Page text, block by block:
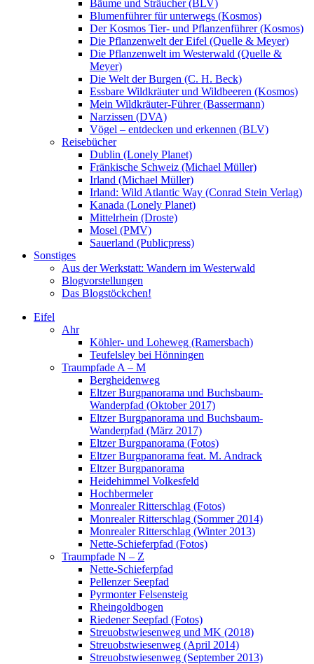
Bäume und Sträucher (BLV)
Blumenführer für unterwegs (Kosmos)
Der Kosmos Tier- und Pflanzenführer (Kosmos)
Die Pflanzenwelt der Eifel (Quelle & Meyer)
Die Pflanzenwelt im Westerwald (Quelle &
Meyer)
Die Welt der Burgen (C. H. Beck)
Essbare Wildkräuter und Wildbeeren (Kosmos)
Mein Wildkräuter-Führer (Bassermann)
Narzissen (DVA)
Vögel – entdecken und erkennen (BLV)
Reisebücher
Dublin (Lonely Planet)
Fränkische Schweiz (Michael Müller)
Irland (Michael Müller)
Irland: Wild Atlantic Way (Conrad Stein Verlag)
Kanada (Lonely Planet)
Mittelrhein (Droste)
Mosel (PMV)
Sauerland (Publicpress)
Sonstiges
Aus der Werkstatt: Wandern im Westerwald
Blogvorstellungen
Das Blogstöckchen!
Eifel
Ahr
Köhler- und Loheweg (Ramersbach)
Teufelsley bei Hönningen
Traumpfade A – M
Bergheidenweg
Eltzer Burgpanorama und Buchsbaum-
Wanderpfad (Oktober 2017)
Eltzer Burgpanorama und Buchsbaum-
Wanderpfad (März 2017)
Eltzer Burgpanorama (Fotos)
Eltzer Burgpanorama feat. M. Andrack
Eltzer Burgpanorama
Heidehimmel Volkesfeld
Hochbermeler
Monrealer Ritterschlag (Fotos)
Monrealer Ritterschlag (Sommer 2014)
Monrealer Ritterschlag (Winter 2013)
Nette-Schieferpfad (Fotos)
Traumpfade N – Z
Nette-Schieferpfad
Pellenzer Seepfad
Pyrmonter Felsensteig
Rheingoldbogen
Riedener Seepfad (Fotos)
Streuobstwiesenweg und MK (2018)
Streuobstwiesenweg (April 2014)
Streuobstwiesenweg (September 2013)